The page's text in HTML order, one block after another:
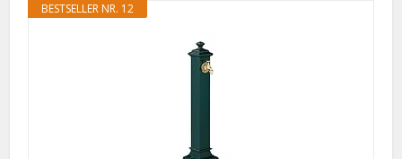
BESTSELLER NR. 12